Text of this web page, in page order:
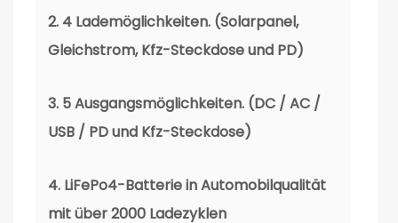
2. 4 Lademöglichkeiten. (Solarpanel,
Gleichstrom, Kfz-Steckdose und PD)
3. 5 Ausgangsmöglichkeiten. (DC / AC /
USB / PD und Kfz-Steckdose)
4. LiFePo4-Batterie in Automobilqualität
mit über 2000 Ladezyklen